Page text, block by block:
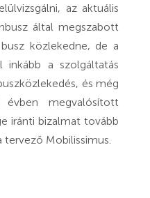
az aktuális
által megszabott
közlekedne, de a
inkább a szolgáltatás
és még
megvalósított
iránti bizalmat tovább
Mobilissimus.